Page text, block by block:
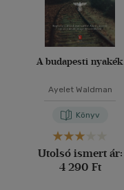
A budapesti nyakék
Ayelet Waldman
Könyv
Utolsó ismert ár:
4 290 Ft